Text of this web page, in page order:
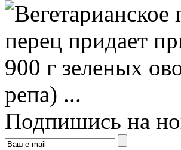
перец придает
900 г зеленых
репа) ...
Подпишись на